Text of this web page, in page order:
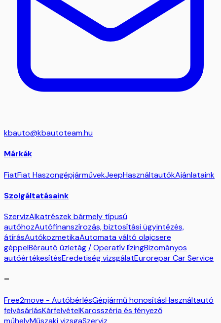
kbauto@kbautoteam.hu
Márkák
FiatFiat HaszongépjárművekJeepHasználtautókAjánlataink
Szolgáltatásaink
SzervizAlkatrészek bármely típusú
autóhozAutófinanszírozás, biztosítási ügyintézés,
átírásAutókozmetikaAutomata váltó olajcsere
géppelBérautó üzletág / Operatív lízingBizományos
autóértékesítésEredetiség vizsgálatEurorepar Car Service
–
Free2move - AutóbérlésGépjármű honosításHasználtautó
felvásárlásKárfelvételKarosszéria és fényező
műhelyMűszaki vizsgaSzerviz